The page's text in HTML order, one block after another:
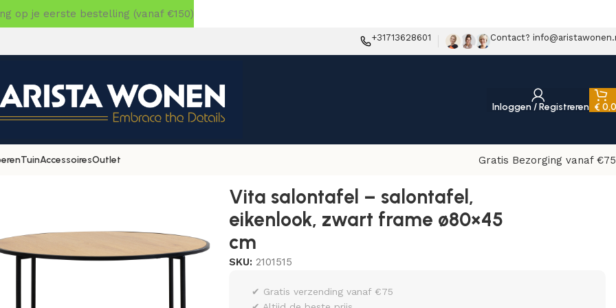
+31713628601 Contact?
Inloggen / Registreren €
TuinAccessoiresOutlet
Gratis Bezorging vanaf
Vita salontafel – salontafel,
eikenlook, zwart frame ø80×45
cm
SKU:2101515
✔ Gratis verzending vanaf €75
op je eerste bestelling (vanaf €150)